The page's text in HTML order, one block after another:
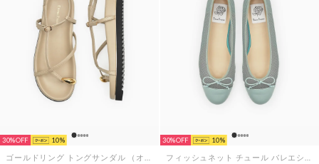
30% 10 30% 10